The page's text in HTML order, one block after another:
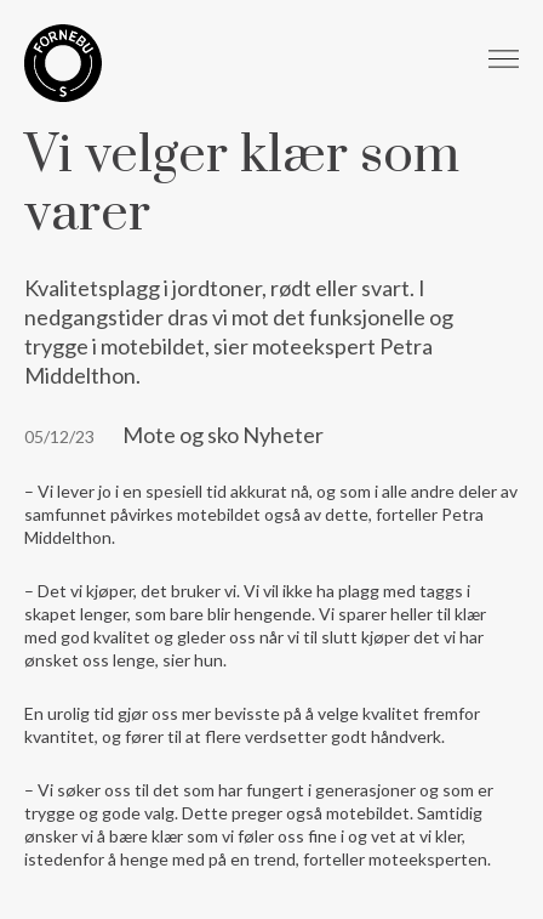
Vi velger klær som
varer
Kvalitetsplagg i jordtoner, rødt eller svart. I
nedgangstider dras vi mot det funksjonelle og
trygge i motebildet, sier moteekspert Petra
Middelthon.
05/12/23 Mote og sko Nyheter
– Vi lever jo i en spesiell tid akkurat nå, og som i alle andre deler av
samfunnet påvirkes motebildet også av dette, forteller Petra
Middelthon.
– Det vi kjøper, det bruker vi. Vi vil ikke ha plagg med taggs i
skapet lenger, som bare blir hengende. Vi sparer heller til klær
med god kvalitet og gleder oss når vi til slutt kjøper det vi har
ønsket oss lenge, sier hun.
En urolig tid gjør oss mer bevisste på å velge kvalitet fremfor
kvantitet, og fører til at flere verdsetter godt håndverk.
– Vi søker oss til det som har fungert i generasjoner og som er
trygge og gode valg. Dette preger også motebildet. Samtidig
ønsker vi å bære klær som vi føler oss fine i og vet at vi kler,
istedenfor å henge med på en trend, forteller moteeksperten.